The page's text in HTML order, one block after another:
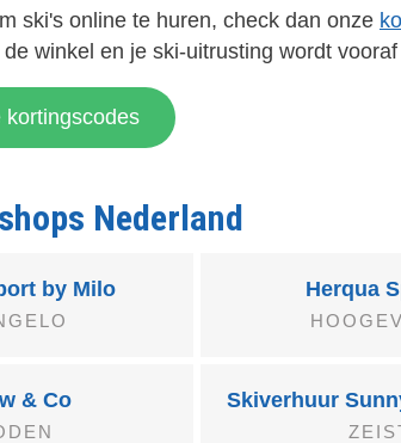
ski's online te huren, check dan onze
winkel en je ski-uitrusting wordt
kortingscodes
Nederland
by Milo Herqua
& Co Skiverhuur